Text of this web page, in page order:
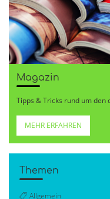
Magazin
Tipps & Tricks rund um den
MEHR ERFAHREN
Themen
Allgemein